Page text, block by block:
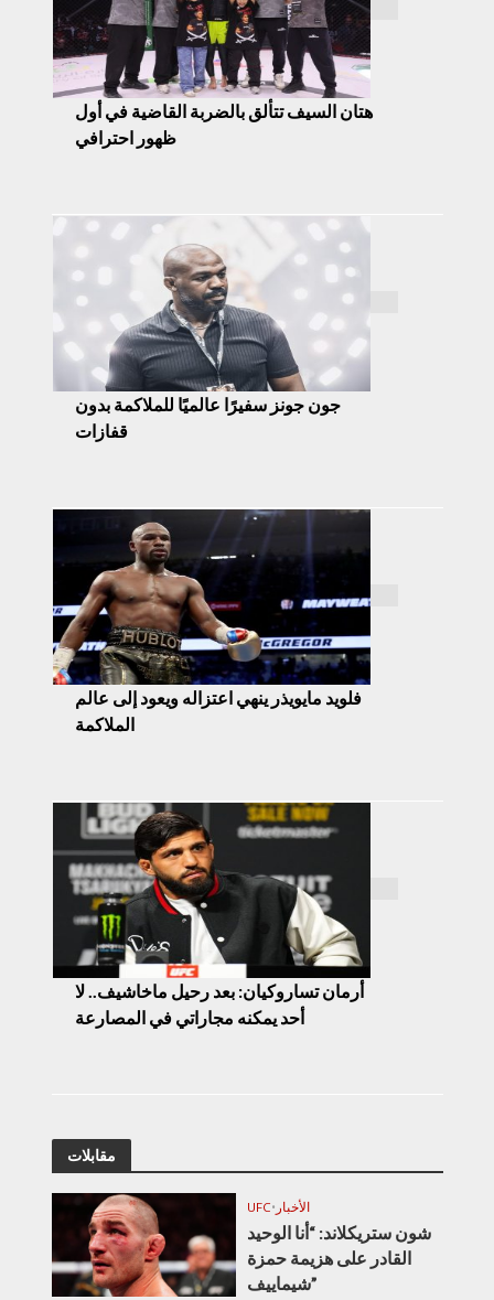
هتان السيف تتألق بالضربة القاضية في أول
ظهور احترافي
جون جونز سفيرًا عالميًا للملاكمة بدون
قفازات
فلويد مايويذر ينهي اعتزاله ويعود إلى عالم
الملاكمة
أرمان تساروكيان: بعد رحيل ماخاشيف.. لا
أحد يمكنه مجاراتي في المصارعة
مقابلات
UFC• الأخبار
شون ستريكلاند: “أنا الوحيد
القادر على هزيمة حمزة
شيماييف”